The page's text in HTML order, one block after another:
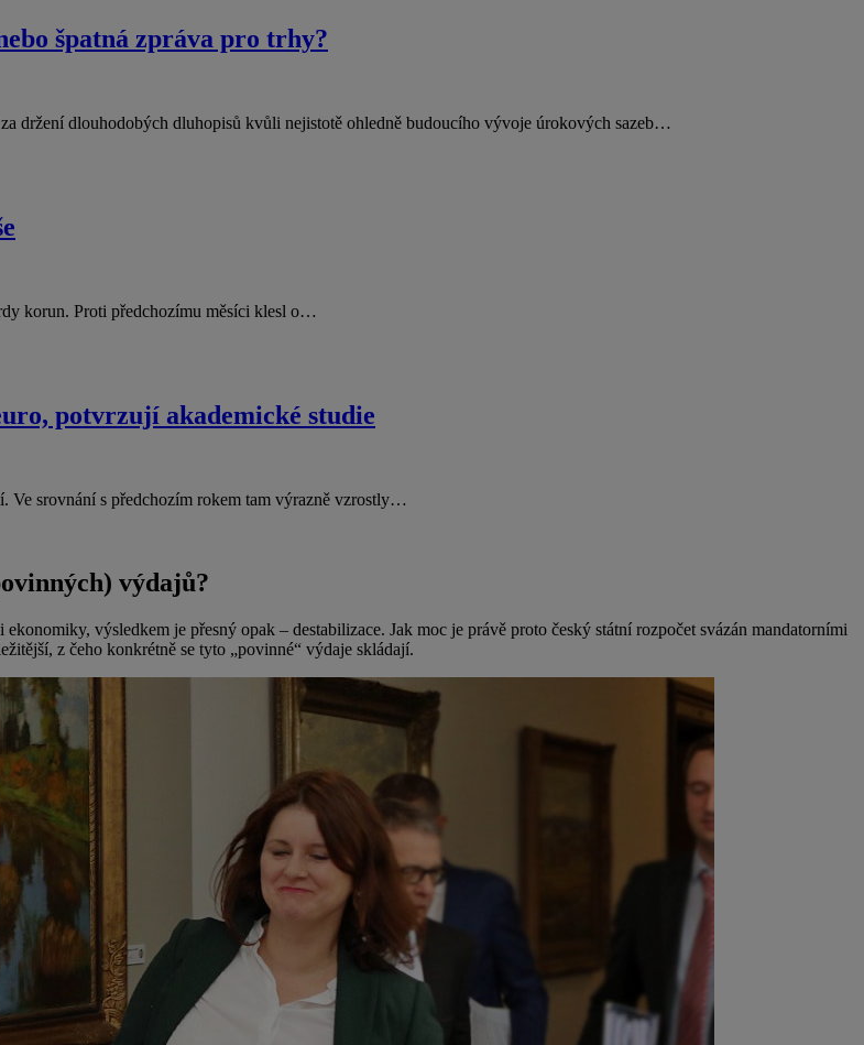
špatná zpráva pro trhy?
držení dlouhodobých dluhopisů kvůli nejistotě ohledně budoucího vývoje úrokových sazeb…
korun. Proti předchozímu měsíci klesl o…
potvrzují akademické studie
Ve srovnání s předchozím rokem tam výrazně vzrostly…
výdajů?
výsledkem je přesný opak – destabilizace. Jak moc je právě proto český státní rozpočet svázán mandatorními
z čeho konkrétně se tyto „povinné“ výdaje skládají.